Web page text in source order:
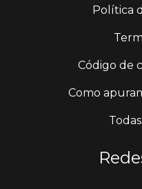
Política
Código de
Como